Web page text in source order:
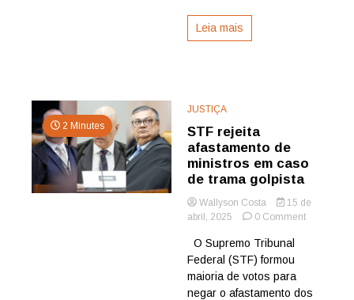
Leia mais
2 Minutes
JUSTIÇA
STF rejeita
afastamento de
ministros em caso
de trama golpista
Wallyson Costa
15 de
abril, 2025
0 Commenton
O Supremo Tribunal
Federal (STF) formou
maioria de votos para
negar o afastamento dos